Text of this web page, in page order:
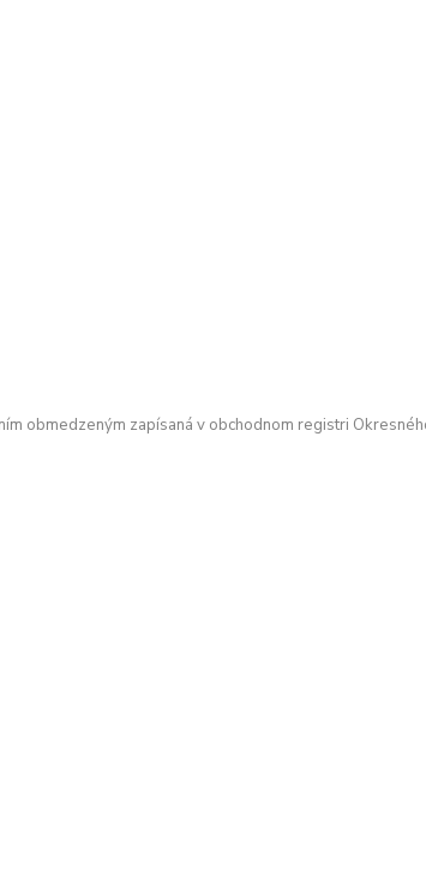
obmedzeným zapísaná v obchodnom registri